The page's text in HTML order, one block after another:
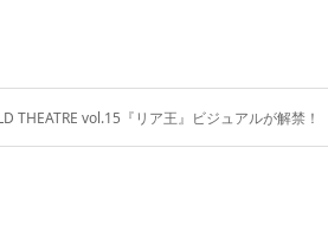
THEATRE vol.15『リア王』ビジュアルが解禁！